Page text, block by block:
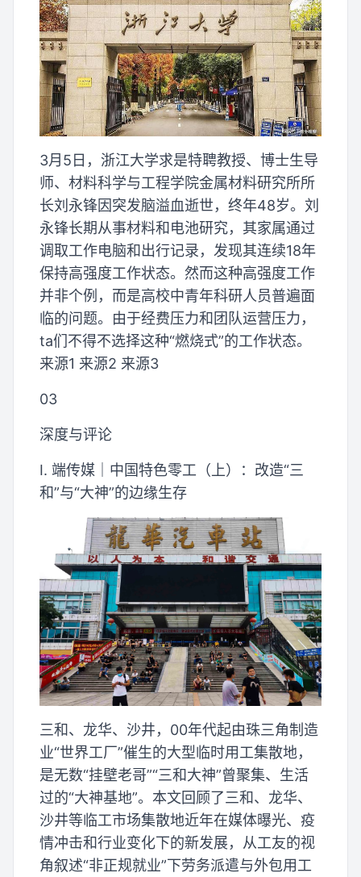
3月5日，浙江大学求是特聘教授、博士生导
师、材料科学与工程学院金属材料研究所所
长刘永锋因突发脑溢血逝世，终年48岁。刘
永锋长期从事材料和电池研究，其家属通过
调取工作电脑和出行记录，发现其连续18年
保持高强度工作状态。然而这种高强度工作
并非个例，而是高校中青年科研人员普遍面
临的问题。由于经费压力和团队运营压力，
ta们不得不选择这种“燃烧式”的工作状态。
来源1 来源2 来源3
03
深度与评论
I. 端传媒｜中国特色零工（上）：改造“三
和”与“大神”的边缘生存
三和、龙华、沙井，00年代起由珠三角制造
业“世界工厂”催生的大型临时用工集散地，
是无数“挂壁老哥”“三和大神”曾聚集、生活
过的“大神基地”。本文回顾了三和、龙华、
沙井等临工市场集散地近年在媒体曝光、疫
情冲击和行业变化下的新发展，从工友的视
角叙述“非正规就业”下劳务派遣与外包用工